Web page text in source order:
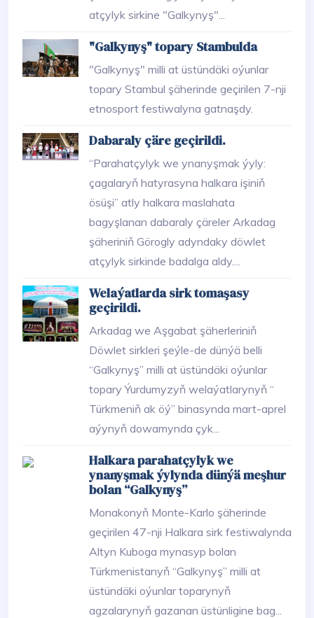
atçylyk sirkine "Galkynyş"...
"Galkynyş" topary Stambulda
"Galkynyş" milli at üstündäki oýunlar
topary Stambul şäherinde geçirilen 7-nji
etnosport festiwalyna gatnaşdy.
Dabaraly çäre geçirildi.
“Parahatçylyk we ynanyşmak ýyly:
çagalaryň hatyrasyna halkara işiniň
ösüşi” atly halkara maslahata
bagyşlanan dabaraly çäreler Arkadag
şäheriniň Görogly adyndaky döwlet
atçylyk sirkinde badalga aldy....
Welaýatlarda sirk tomaşasy
geçirildi.
Arkadag we Aşgabat şäherleriniň
Döwlet sirkleri şeýle-de dünýä belli
“Galkynyş” milli at üstündäki oýunlar
topary Ýurdumyzyň welaýatlarynyň “
Türkmeniň ak öý” binasynda mart-aprel
aýynyň dowamynda çyk...
Halkara parahatçylyk we
ynanyşmak ýylynda dünýä meşhur
bolan “Galkynyş”
Monakonyň Monte-Karlo şäherinde
geçirilen 47-nji Halkara sirk festiwalynda
Altyn Kuboga mynasyp bolan
Türkmenistanyň “Galkynyş” milli at
üstündäki oýunlar toparynyň
agzalarynyň gazanan üstünligine bag...